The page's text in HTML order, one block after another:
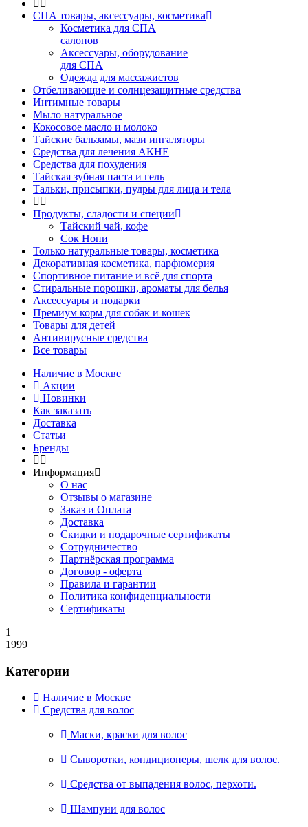
СПА товары, аксессуары, косметика
Косметика для СПА
салонов
Аксессуары, оборудование
для СПА
Одежда для массажистов
Отбеливающие и солнцезащитные средства
Интимные товары
Мыло натуральное
Кокосовое масло и молоко
Тайские бальзамы, мази ингаляторы
Средства для лечения АКНЕ
Средства для похудения
Тайская зубная паста и гель
Тальки, присыпки, пудры для лица и тела
Продукты, сладости и специи
Тайский чай, кофе
Сок Нони
Только натуральные товары, косметика
Декоративная косметика, парфюмерия
Спортивное питание и всё для спорта
Стиральные порошки, ароматы для белья
Аксессуары и подарки
Премиум корм для собак и кошек
Товары для детей
Антивирусные средства
Все товары
Наличие в Москве
Акции
Новинки
Как заказать
Доставка
Статьи
Бренды
Информация
О нас
Отзывы о магазине
Заказ и Оплата
Доставка
Скидки и подарочные сертификаты
Сотрудничество
Партнёрская программа
Договор - оферта
Правила и гарантии
Политика конфиденциальности
Сертификаты
1
1999
Категории
Наличие в Москве
Средства для волос
Маски, краски для волос
Сыворотки, кондиционеры, шелк для волос.
Средства от выпадения волос, перхоти.
Шампуни для волос